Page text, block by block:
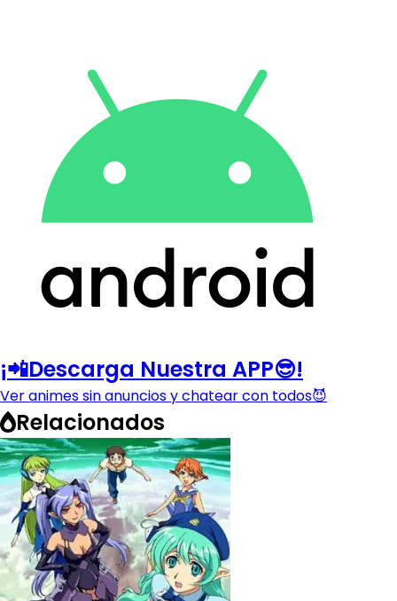
¡📲Descarga Nuestra APP😎!
Ver animes sin anuncios y chatear con todos😈
Relacionados